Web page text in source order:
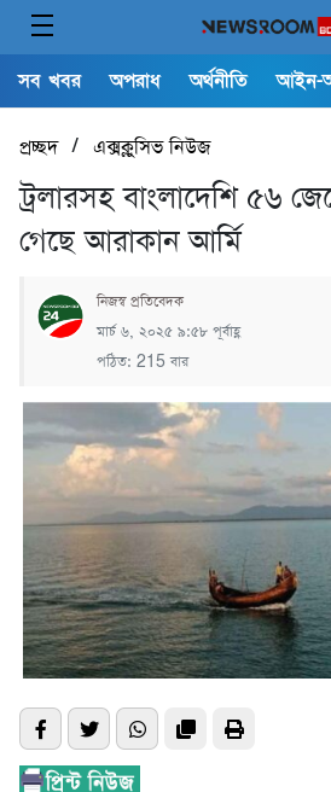
সব খবর অপরাধ অর্থনীতি আইন-
প্রচ্ছদ/ এক্সক্লুসিভ নিউজ
ট্রলারসহ বাংলাদেশি ৫৬
গেছে আরাকান আর্মি
নিজস্ব প্রতিবেদক
মার্চ ৬, ২০২৫ ৯:৫৮ পূর্বাহ্ণ
পঠিত: 215 বার